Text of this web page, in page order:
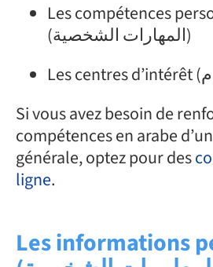
Les compétences
(المهارات الشخصية)
Si vous avez besoin de
compétences en arabe
générale, optez pour des
ligne.
Les informations